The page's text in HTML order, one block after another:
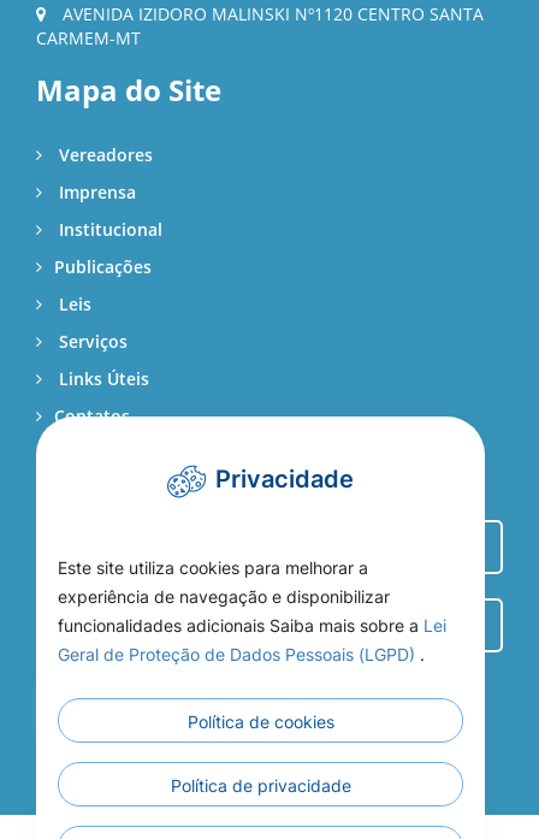
AVENIDA IZIDORO MALINSKI Nº1120 CENTRO SANTA
CARMEM-MT
Mapa do Site
Vereadores
Imprensa
Institucional
Publicações
Leis
Serviços
Links Úteis
Contatos
Webmail
Entrar
Privacidade
Este site utiliza cookies para melhorar a
experiência de navegação e disponibilizar
funcionalidades adicionais Saiba mais sobre a Lei
Geral de Proteção de Dados Pessoais (LGPD) .
Política de cookies
Política de privacidade